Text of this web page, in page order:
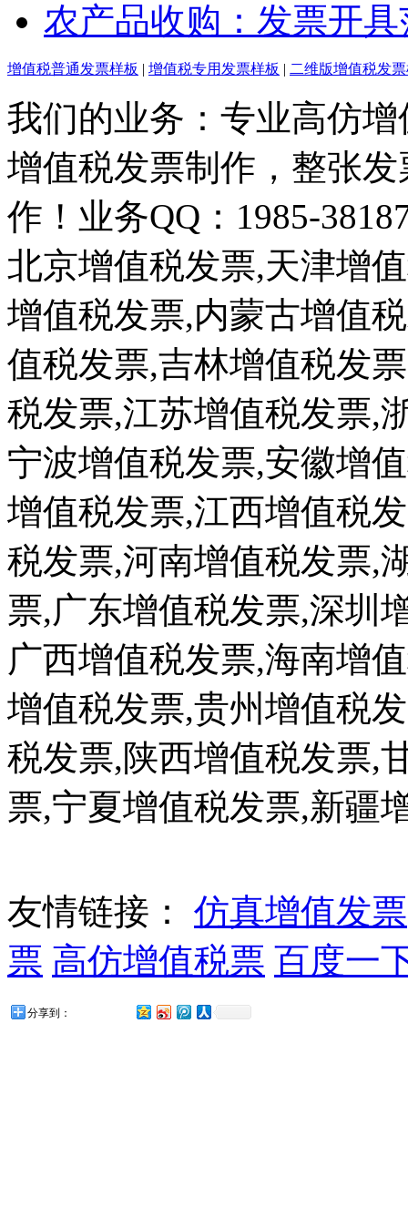
农产品收购：发票开
增值税普通发票样板 | 增值税专用发票样板 | 二维版增值税发
我们的业务：专业高仿
增值税发票制作，整张
作！业务QQ：1985-
北京增值税发票,天津增
增值税发票,内蒙古增值
值税发票,吉林增值税发
税发票,江苏增值税发票,
宁波增值税发票,安徽增
增值税发票,江西增值税
税发票,河南增值税发票,
票,广东增值税发票,深圳
广西增值税发票,海南增
增值税发票,贵州增值税
税发票,陕西增值税发票,
票,宁夏增值税发票,新疆
友情链接： 仿真增值发票
票 高仿增值税票 百度一
分享到：